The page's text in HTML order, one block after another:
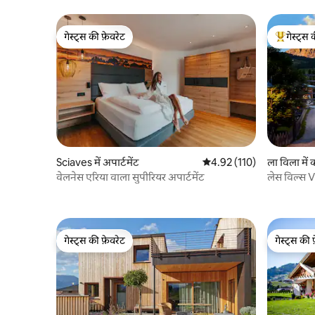
गेस्ट्स की फ़ेवरेट
गेस्ट्स की फ़ेवरेट
Sciaves में अपार्टमेंट औसत रेटिंग 5 में से 4.92, 110
4.92 (110)
वेलनेस एरिया वाला सुपीरियर अपार्टमेंट
गेस्ट्स का
गेस्ट्स
ला विला में
लेस विल्स
गेस्ट्स की फ़ेवरेट
गेस्ट्स की फ़ेवरेट
गेस्ट्स की
गेस्ट्स की